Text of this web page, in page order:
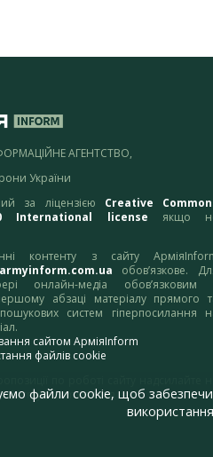
АГЕНТСТВО,
України
за ліцензією Creative
International license якщо
контенту з сайту
armyinform.com.ua обов’язкове.
онлайн-медіа обов’язковим
абзаці матеріалу прямого
систем гіперпосилання
сайтом АрміяInform
файлів cookie
файли cookie, щоб